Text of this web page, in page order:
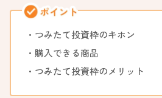
・つみたて投資枠のキホン
・購入できる商品
・つみたて投資枠のメリット